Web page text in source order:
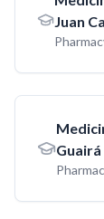
Juan
Guairá